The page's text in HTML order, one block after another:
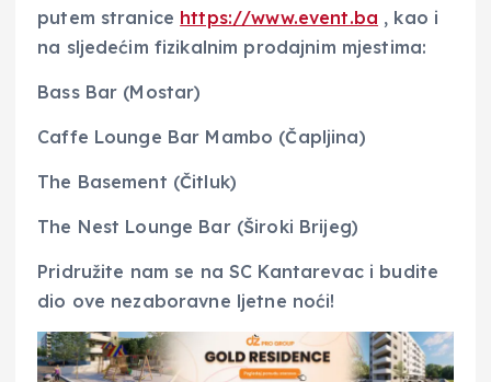
putem stranice https://www.event.ba , kao i
na sljedećim fizikalnim prodajnim mjestima:
Bass Bar (Mostar)
Caffe Lounge Bar Mambo (Čapljina)
The Basement (Čitluk)
The Nest Lounge Bar (Široki Brijeg)
Pridružite nam se na SC Kantarevac i budite
dio ove nezaboravne ljetne noći!